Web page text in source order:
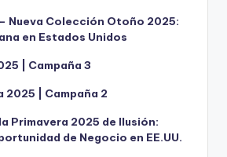
Colección Otoño 2025:
en Estados Unidos
| Campaña 3
2025 | Campaña 2
Primavera 2025 de Ilusión:
de Negocio en EE.UU.